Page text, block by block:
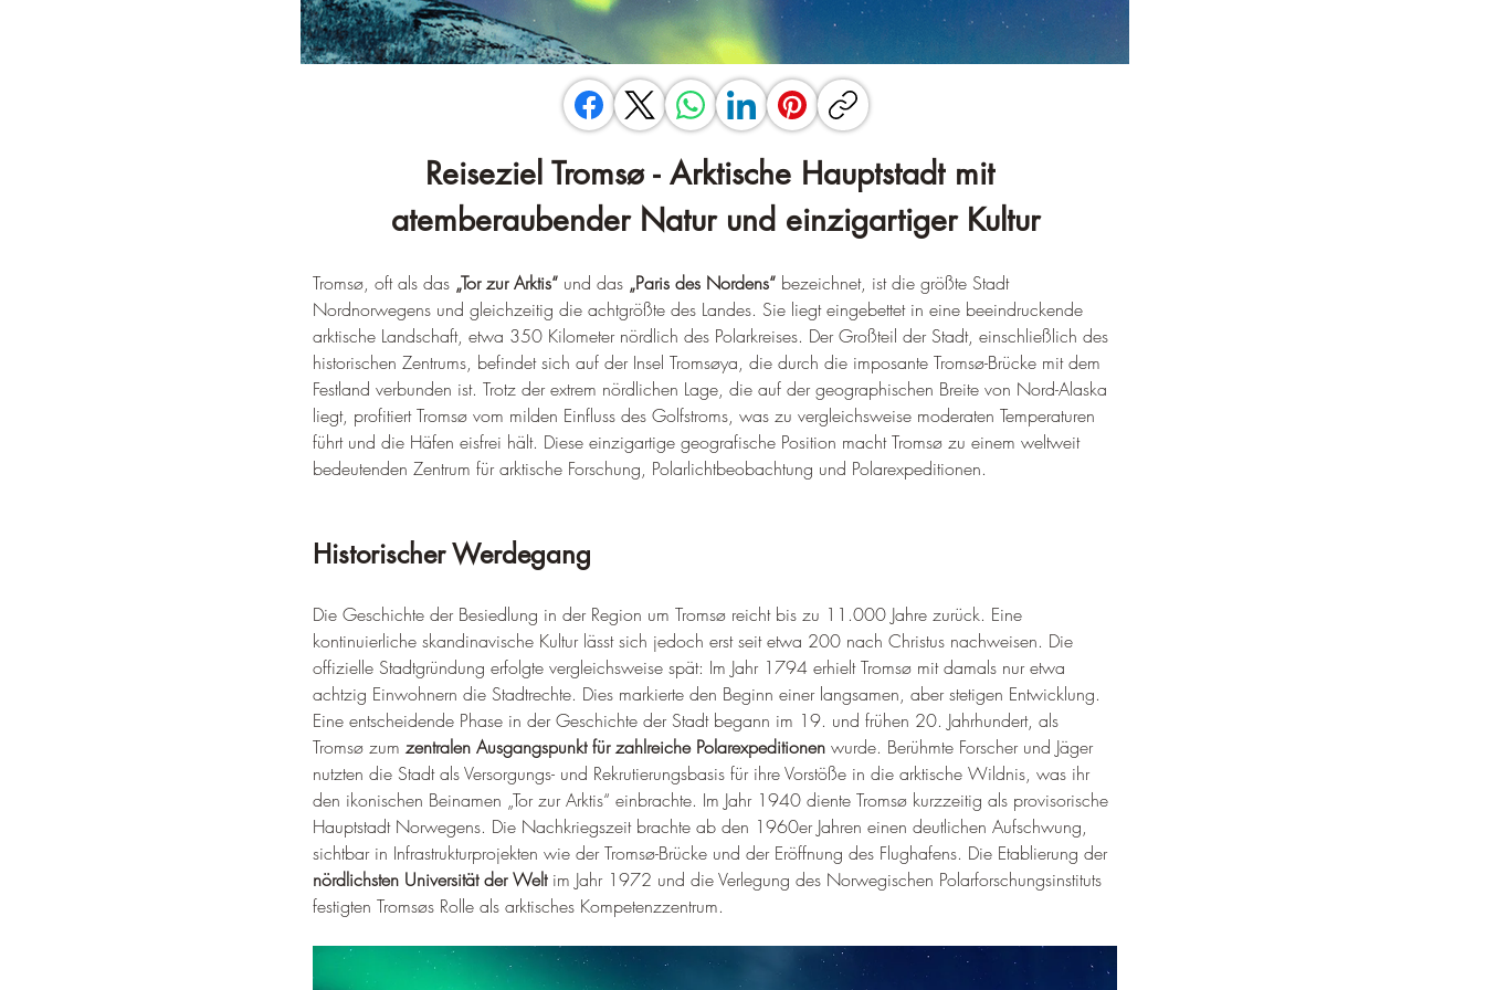
Reiseziel Tromsø - Arktische Hauptstadt mit
atemberaubender Natur und einzigartiger Kultur
Tromsø, oft als das „Tor zur Arktis“ und das „Paris des Nordens“ bezeichnet, ist die größte Stadt
Nordnorwegens und gleichzeitig die achtgrößte des Landes. Sie liegt eingebettet in eine beeindruckende
arktische Landschaft, etwa 350 Kilometer nördlich des Polarkreises. Der Großteil der Stadt, einschließlich des
historischen Zentrums, befindet sich auf der Insel Tromsøya, die durch die imposante Tromsø-Brücke mit dem
Festland verbunden ist. Trotz der extrem nördlichen Lage, die auf der geographischen Breite von Nord-Alaska
liegt, profitiert Tromsø vom milden Einfluss des Golfstroms, was zu vergleichsweise moderaten Temperaturen
führt und die Häfen eisfrei hält. Diese einzigartige geografische Position macht Tromsø zu einem weltweit
bedeutenden Zentrum für arktische Forschung, Polarlichtbeobachtung und Polarexpeditionen.
Historischer Werdegang
Die Geschichte der Besiedlung in der Region um Tromsø reicht bis zu 11.000 Jahre zurück. Eine
kontinuierliche skandinavische Kultur lässt sich jedoch erst seit etwa 200 nach Christus nachweisen. Die
offizielle Stadtgründung erfolgte vergleichsweise spät: Im Jahr 1794 erhielt Tromsø mit damals nur etwa
achtzig Einwohnern die Stadtrechte. Dies markierte den Beginn einer langsamen, aber stetigen Entwicklung.
Eine entscheidende Phase in der Geschichte der Stadt begann im 19. und frühen 20. Jahrhundert, als
Tromsø zum zentralen Ausgangspunkt für zahlreiche Polarexpeditionen wurde. Berühmte Forscher und Jäger
nutzten die Stadt als Versorgungs- und Rekrutierungsbasis für ihre Vorstöße in die arktische Wildnis, was ihr
den ikonischen Beinamen „Tor zur Arktis“ einbrachte. Im Jahr 1940 diente Tromsø kurzzeitig als provisorische
Hauptstadt Norwegens. Die Nachkriegszeit brachte ab den 1960er Jahren einen deutlichen Aufschwung,
sichtbar in Infrastrukturprojekten wie der Tromsø-Brücke und der Eröffnung des Flughafens. Die Etablierung der
nördlichsten Universität der Welt im Jahr 1972 und die Verlegung des Norwegischen Polarforschungsinstituts
festigten Tromsøs Rolle als arktisches Kompetenzzentrum.